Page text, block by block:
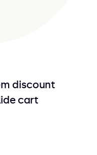
discount
cart